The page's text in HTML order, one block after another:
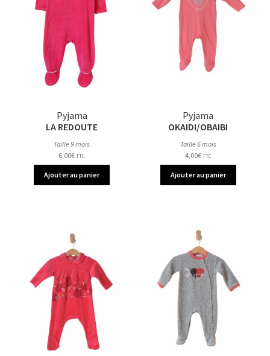
Pyjama
LA REDOUTE
Taille 9 mois
6,00€ TTC
Ajouter au panier
Pyjama
OKAIDI/OBAIBI
Taille 6 mois
4,00€ TTC
Ajouter au panier